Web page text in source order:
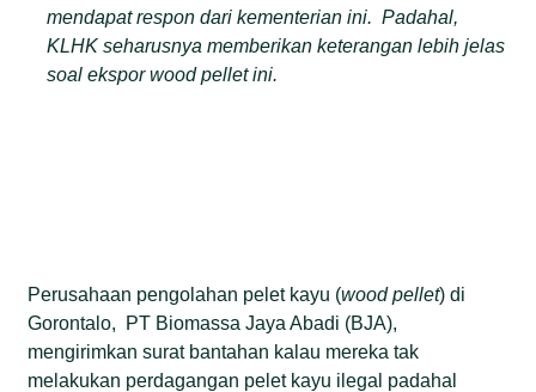
mendapat respon dari kementerian ini. Padahal,
KLHK seharusnya memberikan keterangan lebih jelas
soal ekspor wood pellet ini.
Perusahaan pengolahan pelet kayu (wood pellet) di
Gorontalo, PT Biomassa Jaya Abadi (BJA),
mengirimkan surat bantahan kalau mereka tak
melakukan perdagangan pelet kayu ilegal padahal